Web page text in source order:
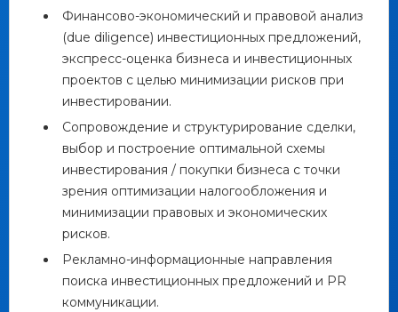
Финансово-экономический и правовой анализ
(due diligence) инвестиционных предложений,
экспресс-оценка бизнеса и инвестиционных
проектов с целью минимизации рисков при
инвестировании.
Сопровождение и структурирование сделки,
выбор и построение оптимальной схемы
инвестирования / покупки бизнеса с точки
зрения оптимизации налогообложения и
минимизации правовых и экономических
рисков.
Рекламно-информационные направления
поиска инвестиционных предложений и PR
коммуникации.